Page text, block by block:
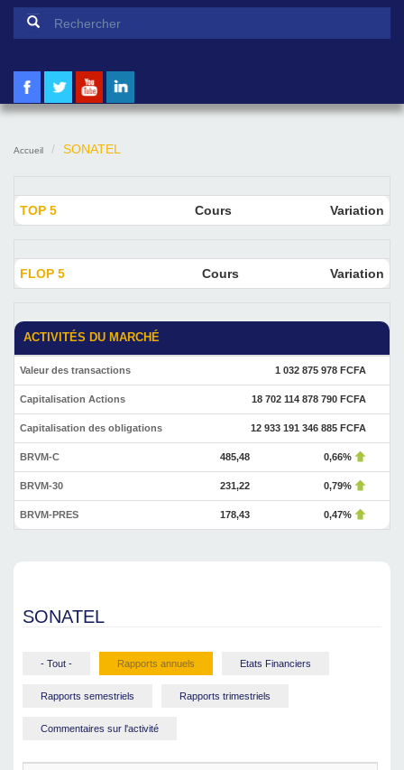
Formulaire de recherche
Accueil SONATEL
TOP 5 Cours Variation
FLOP 5 Cours Variation
ACTIVITÉS DU MARCHÉ
Valeur des transactions 1 032 875 978 FCFA
Capitalisation Actions 18 702 114 878 790 FCFA
Capitalisation des obligations 12 933 191 346 885 FCFA
BRVM-C 485,48 0,66%
BRVM-30 231,22 0,79%
BRVM-PRES 178,43 0,47%
SONATEL
- Tout - Rapports annuels Etats Financiers
Rapports semestriels Rapports trimestriels
Commentaires sur l'activité